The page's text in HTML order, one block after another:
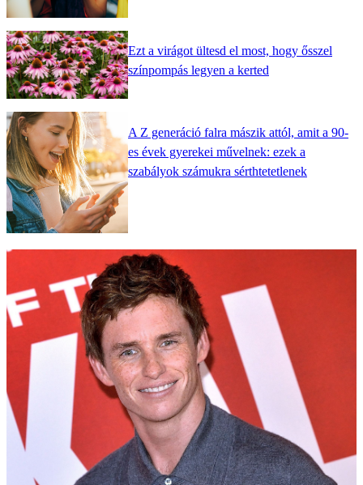
Ezt a virágot ültesd el most, hogy ősszel
színpompás legyen a kerted
A Z generáció falra mászik attól, amit a 90-
es évek gyerekei művelnek: ezek a
szabályok számukra sérthtetetlenek